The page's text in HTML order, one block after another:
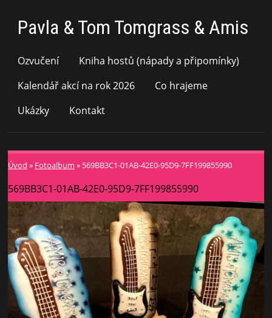
Pavla & Tom Tomgrass & Amis
Ozvučení
Kniha hostů (nápady a připomínky)
Kalendář akcí na rok 2026
Co hrajeme
Ukázky
Kontakt
Úvod » Fotoalbum » 569BB3C1-01AB-42E0-95D9-7FF199855990
569BB3C1-01AB-42E0-95D9-7FF199855990